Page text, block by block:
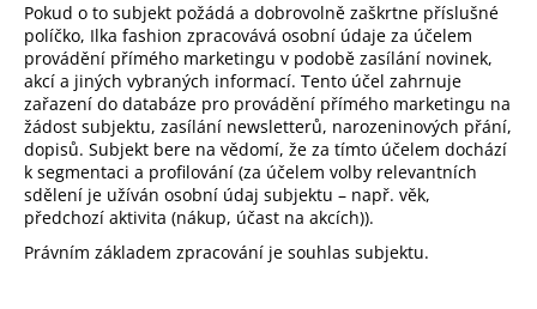
Pokud o to subjekt požádá a dobrovolně zaškrtne příslušné
políčko, Ilka fashion zpracovává osobní údaje za účelem
provádění přímého marketingu v podobě zasílání novinek,
akcí a jiných vybraných informací. Tento účel zahrnuje
zařazení do databáze pro provádění přímého marketingu na
žádost subjektu, zasílání newsletterů, narozeninových přání,
dopisů. Subjekt bere na vědomí, že za tímto účelem dochází
k segmentaci a profilování (za účelem volby relevantních
sdělení je užíván osobní údaj subjektu – např. věk,
předchozí aktivita (nákup, účast na akcích)).
Právním základem zpracování je souhlas subjektu.